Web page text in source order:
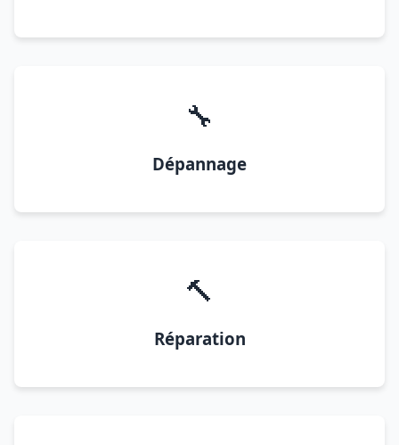
🔧
Dépannage
🔨
Réparation